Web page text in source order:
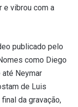
e vibrou com a
publicado pelo
como Diego
até Neymar
de Luis
da gravação,